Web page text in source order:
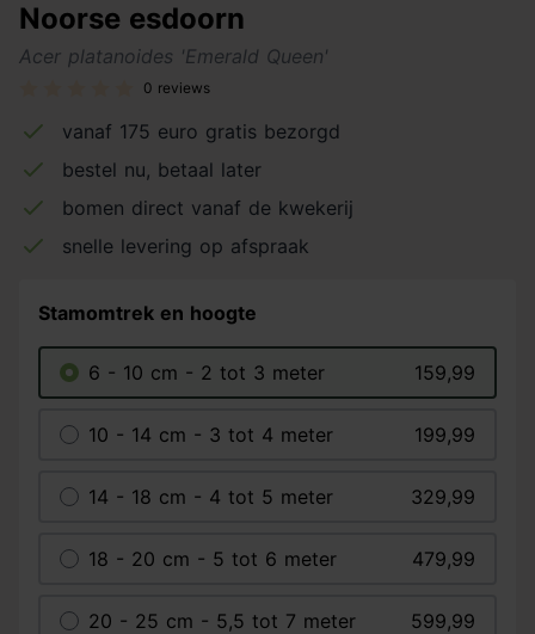
Noorse esdoorn
Acer platanoides 'Emerald Queen'
0 reviews
vanaf 175 euro gratis bezorgd
bestel nu, betaal later
bomen direct vanaf de kwekerij
snelle levering op afspraak
Stamomtrek en hoogte
6 - 10 cm - 2 tot 3 meter 159,99
10 - 14 cm - 3 tot 4 meter 199,99
14 - 18 cm - 4 tot 5 meter 329,99
18 - 20 cm - 5 tot 6 meter 479,99
20 - 25 cm - 5,5 tot 7 meter 599,99